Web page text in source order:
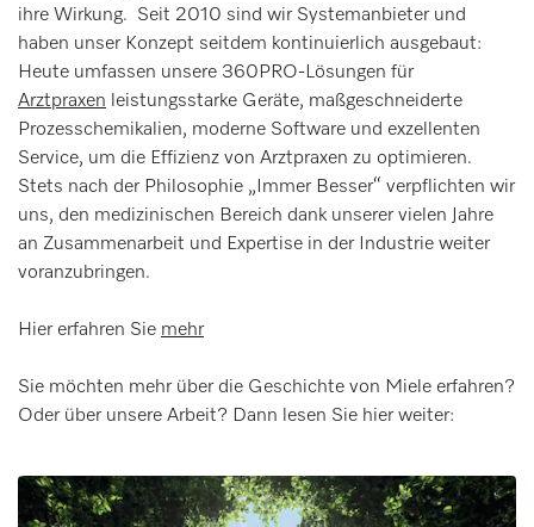
ihre Wirkung. Seit 2010 sind wir Systemanbieter und
haben unser Konzept seitdem kontinuierlich ausgebaut:
Heute umfassen unsere 360PRO-Lösungen für
Arztpraxen leistungsstarke Geräte, maßgeschneiderte
Prozesschemikalien, moderne Software und exzellenten
Service, um die Effizienz von Arztpraxen zu optimieren.
Stets nach der Philosophie „Immer Besser“ verpflichten wir
uns, den medizinischen Bereich dank unserer vielen Jahre
an Zusammenarbeit und Expertise in der Industrie weiter
voranzubringen.
Hier erfahren Sie mehr
Sie möchten mehr über die Geschichte von Miele erfahren?
Oder über unsere Arbeit? Dann lesen Sie hier weiter: